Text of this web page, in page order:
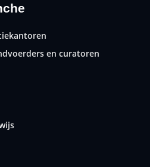
en curatoren